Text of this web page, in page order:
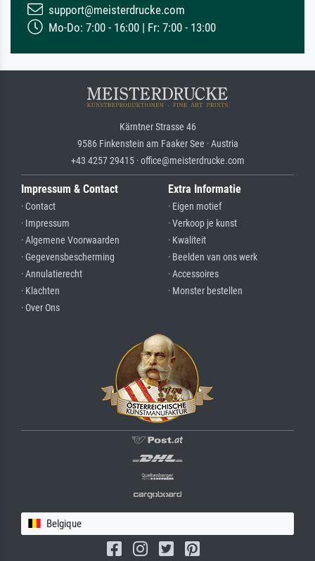
support@meisterdrucke.com
Mo-Do: 7:00 - 16:00 | Fr: 7:00 - 13:00
Kärntner Strasse 46
9586 Finkenstein am Faaker See · Austria
+43 4257 29415 · office@meisterdrucke.com
Impressum & Contact
· Contact
· Impressum
· Algemene Voorwaarden
· Gegevensbescherming
· Annulatierecht
· Klachten
· Over Ons
Extra Informatie
· Eigen motief
· Verkoop je kunst
· Kwaliteit
· Beelden van ons werk
· Accessoires
· Monster bestellen
Belgique